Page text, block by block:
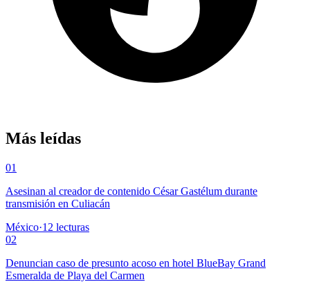
Más leídas
01
Asesinan al creador de contenido César Gastélum durante
transmisión en Culiacán
México·12 lecturas
02
Denuncian caso de presunto acoso en hotel BlueBay Grand
Esmeralda de Playa del Carmen